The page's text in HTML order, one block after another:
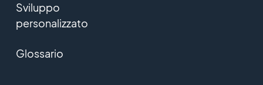
Sviluppo
personalizzato
Glossario